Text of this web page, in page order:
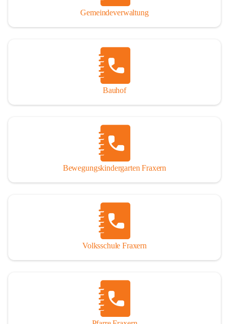
Gemeindeverwaltung
Bauhof
Bewegungskindergarten Fraxern
Volksschule Fraxern